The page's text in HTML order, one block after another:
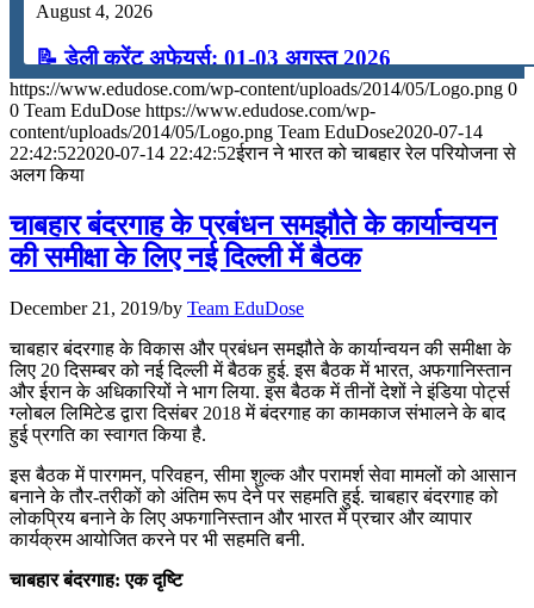
August 4, 2026
📝 डेली करेंट अफेयर्स: 01-03 अगस्त 2026
July 31, 2026
📝 डेली करेंट अफेयर्स: 28-31 जुलाई 2026
📝 डेली करेंट अफेयर्स: 25-27 जुलाई 2026
📝 डेली करेंट अफेयर्स: 22-24 जुलाई 2026
July 22, 2026
📝 डेली करेंट अफेयर्स: 19-21 जुलाई 2026
July 19, 2026
📝 डेली करेंट अफेयर्स: 16-18 जुलाई 2026
https://www.edudose.com/wp-content/uploads/2014/05/Logo.png 0
0 Team EduDose https://www.edudose.com/wp-
content/uploads/2014/05/Logo.png Team EduDose2020-07-14
22:42:522020-07-14 22:42:52ईरान ने भारत को चाबहार रेल परियोजना से
अलग किया
चाबहार बंदरगाह के प्रबंधन समझौते के कार्यान्वयन
की समीक्षा के लिए नई दिल्ली में बैठक
December 21, 2019/by Team EduDose
चाबहार बंदरगाह के विकास और प्रबंधन समझौते के कार्यान्वयन की समीक्षा के
लिए 20 दिसम्बर को नई दिल्ली में बैठक हुई. इस बैठक में भारत, अफगानिस्तान
और ईरान के अधिकारियों ने भाग लिया. इस बैठक में तीनों देशों ने इंडिया पोर्ट्स
ग्लोबल लिमिटेड द्वारा दिसंबर 2018 में बंदरगाह का कामकाज संभालने के बाद
हुई प्रगति का स्वागत किया है.
इस बैठक में पारगमन, परिवहन, सीमा शुल्क और परामर्श सेवा मामलों को आसान
बनाने के तौर-तरीकों को अंतिम रूप देने पर सहमति हुई. चाबहार बंदरगाह को
लोकप्रिय बनाने के लिए अफगानिस्तान और भारत में प्रचार और व्यापार
कार्यक्रम आयोजित करने पर भी सहमति बनी.
चाबहार बंदरगाह: एक दृष्टि